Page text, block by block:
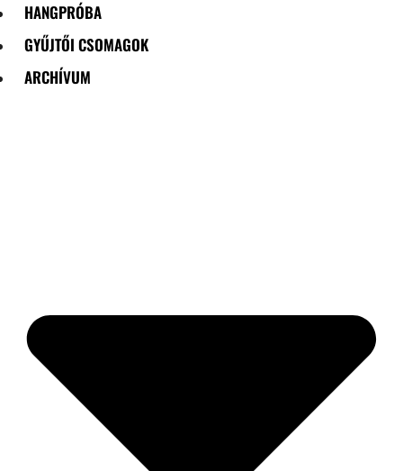
HANGPRÓBA
GYŰJTŐI CSOMAGOK
ARCHÍVUM